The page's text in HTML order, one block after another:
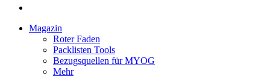
Magazin
Roter Faden
Packlisten Tools
Bezugsquellen für MYOG
Mehr